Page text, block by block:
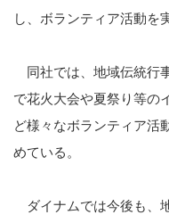
し、ボランティア活動を
同社では、地域伝統行
で花火大会や夏祭り等の
ど様々なボランティア活
めている。
ダイナムでは今後も、